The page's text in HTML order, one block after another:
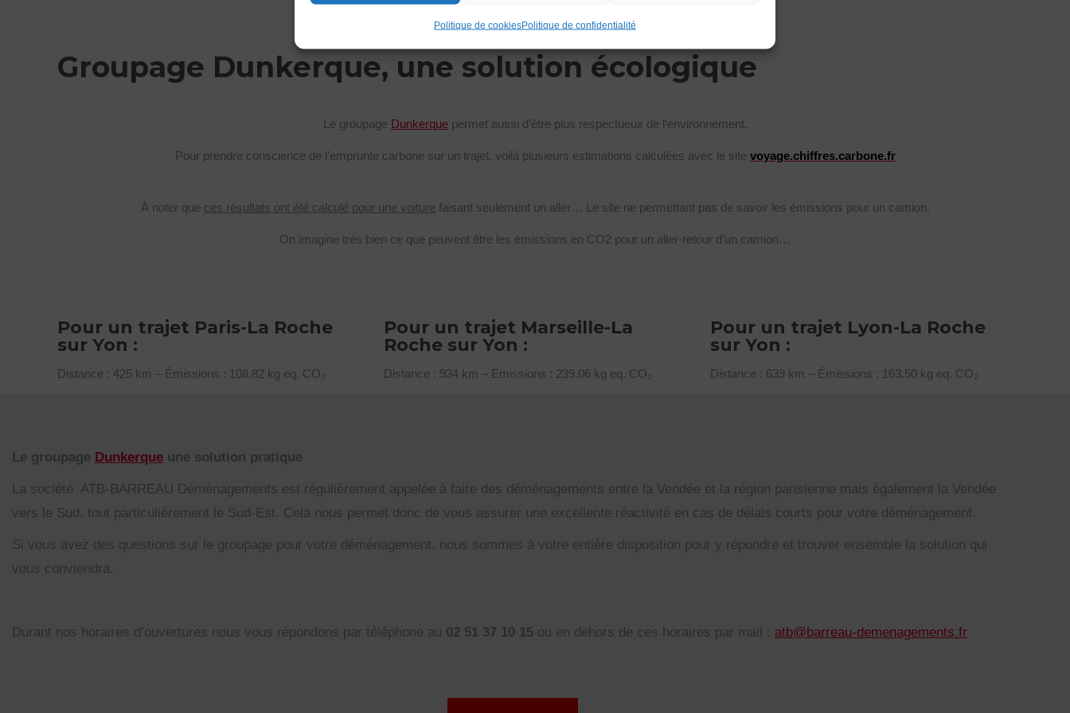
Politique de cookiesPolitique de confidentialité
Groupage Dunkerque, une solution écologique
Le groupage Dunkerquepermet aussi d’être plus respectueux de l’environnement.
Pour prendre conscience de l’emprunte carbone sur un trajet, voilà plusieurs estimations calculées avec le site voyage.chiffres.carbone.fr
À noter que ces résultats ont été calculé pour une voiture faisant seulement un aller… Le site ne permettant pas de savoir les émissions pour un camion.
On imagine très bien ce que peuvent être les émissions en CO2 pour un aller-retour d’un camion…
Pour un trajet Paris-La Roche
sur Yon :
Distance : 425 km – Émissions : 108.82 kg eq. CO₂
Pour un trajet Marseille-La
Roche sur Yon :
Distance : 934 km – Émissions : 239.06 kg eq. CO₂
Pour un trajet Lyon-La Roche
sur Yon :
Distance : 639 km – Émissions : 163.50 kg eq. CO₂
Le groupage Dunkerque une solution pratique
La société ATB-BARREAU Déménagements est régulièrement appelée à faire des déménagements entre la Vendée et la région parisienne mais également la Vendée
vers le Sud, tout particulièrement le Sud-Est. Cela nous permet donc de vous assurer une excellente réactivité en cas de délais courts pour votre déménagement.
Si vous avez des questions sur le groupage pour votre déménagement, nous sommes à votre entière disposition pour y répondre et trouver ensemble la solution qui
vous conviendra.
Durant nos horaires d’ouvertures nous vous répondons par téléphone au 02 51 37 10 15 ou en dehors de ces horaires par mail : atb@barreau-demenagements.fr